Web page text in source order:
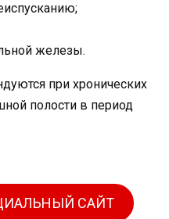
железы.
при хронических
полости в период
САЙТ